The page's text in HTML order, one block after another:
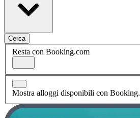
Cerca
Resta con Booking.com
Mostra alloggi disponibili con